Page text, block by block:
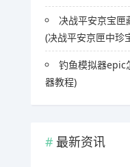
决战平安京宝匣
(决战平安京匣中珍
钓鱼模拟器epic
器教程)
最新资讯